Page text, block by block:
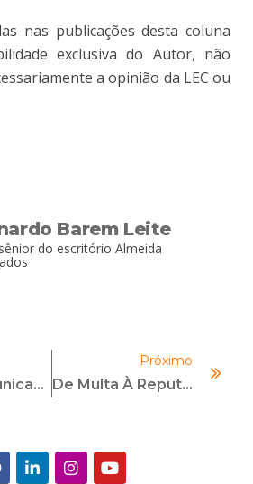
nas publicações desta coluna
exclusiva do Autor, não
a opinião da LEC ou
Barem Leite
do escritório Almeida
#174 | Comunicação Integrada | Com Isabela Pimentel
Próximo
De Multa À Reputação: O Verdadeiro Valor De Compliance Na Dosimetria Da CGU